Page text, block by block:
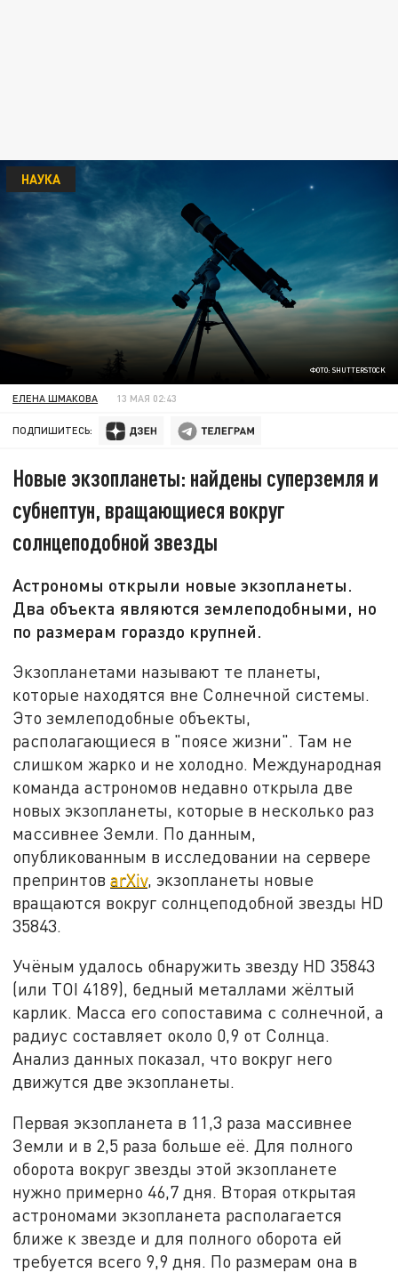
ФОТО: SHUTTERSTOCK
НАУКА
ЕЛЕНА ШМАКОВА 13 МАЯ 02:43
ПОДПИШИТЕСЬ:
Новые экзопланеты: найдены суперземля и
субнептун, вращающиеся вокруг
солнцеподобной звезды
Астрономы открыли новые экзопланеты.
Два объекта являются землеподобными, но
по размерам гораздо крупней.
Экзопланетами называют те планеты,
которые находятся вне Солнечной системы.
Это землеподобные объекты,
располагающиеся в "поясе жизни". Там не
слишком жарко и не холодно. Международная
команда астрономов недавно открыла две
новых экзопланеты, которые в несколько раз
массивнее Земли. По данным,
опубликованным в исследовании на сервере
препринтовarXiv, экзопланеты новые
вращаются вокруг солнцеподобной звезды HD
35843.
Учёным удалось обнаружить звезду HD 35843
(или TOI 4189), бедный металлами жёлтый
карлик. Масса его сопоставима с солнечной, а
радиус составляет около 0,9 от Солнца.
Анализ данных показал, что вокруг него
движутся две экзопланеты.
Первая экзопланета в 11,3 раза массивнее
Земли и в 2,5 раза больше её. Для полного
оборота вокруг звезды этой экзопланете
нужно примерно 46,7 дня. Вторая открытая
астрономами экзопланета располагается
ближе к звезде и для полного оборота ей
требуется всего 9,9 дня. По размерам она в